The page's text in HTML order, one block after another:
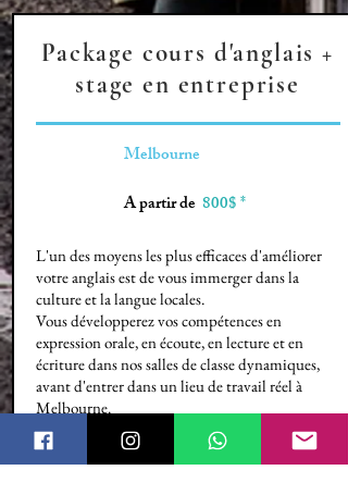
Package cours d'anglais +
stage en entreprise
Melbourne
A partir de 800$ *
L'un des moyens les plus efficaces d'améliorer
votre anglais est de vous immerger dans la
culture et la langue locales.
Vous développerez vos compétences en
expression orale, en écoute, en lecture et en
écriture dans nos salles de classe dynamiques,
avant d'entrer dans un lieu de travail réel à
Melbourne.